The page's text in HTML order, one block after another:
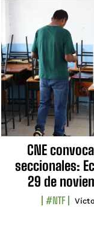
CNE
seccionales:
29 de
#NTF